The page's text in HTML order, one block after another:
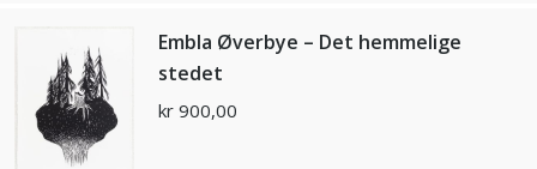
Embla Øverbye – Det hemmelige
stedet
kr 900,00